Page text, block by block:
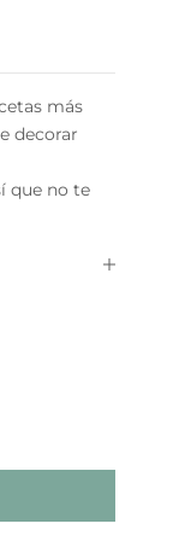
más
decorar
que no te